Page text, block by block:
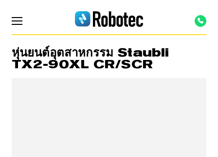
หุ่นยนต์อุตสาหกรรม Staubli
TX2-90XL CR/SCR